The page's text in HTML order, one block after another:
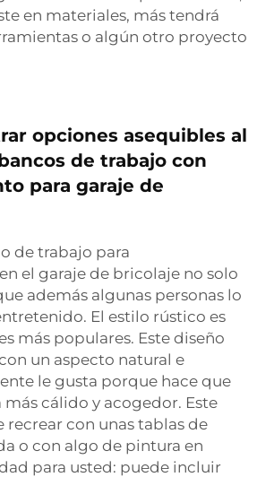
en materiales, más tendrá
o algún otro proyecto
opciones asequibles al
de trabajo con
para garaje de
de trabajo para
el garaje de bricolaje no solo
además algunas personas lo
El estilo rústico es
más populares. Este diseño
un aspecto natural e
le gusta porque hace que
más cálido y acogedor. Este
recrear con unas tablas de
o con algo de pintura en
para usted: puede incluir